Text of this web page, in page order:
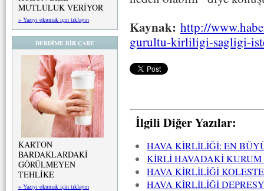
MUTLULUK VERİYOR
» Yazıyı okumak için tıklayın
DERDİME BİR ÇARE
KARTON
BARDAKLARDAKİ
GÖRÜLMEYEN
TEHLİKE
» Yazıyı okumak için tıklayın
Kaynak: http://
gurultu-kirliligi-sagligi-
İlgili Diğer Yazılar:
HAVA KİRLİLİĞİ: EN
KİRLİ HAVADAKİ
HAVA KİRLİLİĞİ
HAVA KİRLİLİĞİ